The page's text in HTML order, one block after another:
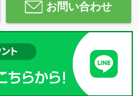
お問い合わせ